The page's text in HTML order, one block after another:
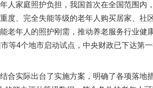
人家庭照护负担，我国首次在全国范围内
度、完全失能等级的老年人购买居家、社
老年人的照护刚需，推动养老服务行业健
等4个地市启动试点，中央财政已下达第
实际出台了实施方案，明确了各项落地
炒上天”